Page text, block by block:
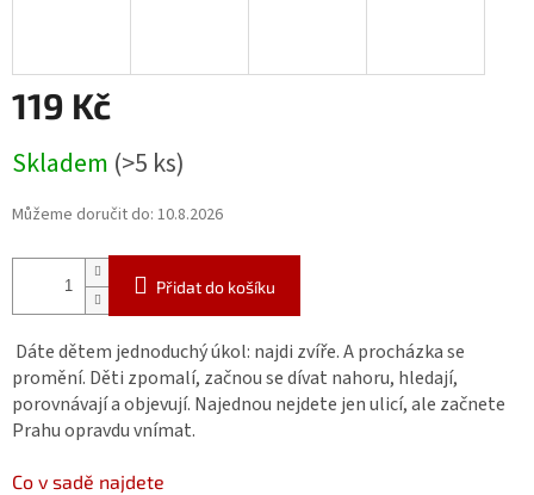
119 Kč
cena:
Skladem (>5 ks)
Můžeme doručit do: 10.8.2026
Přidat do košíku
Dáte dětem jednoduchý úkol: najdi zvíře. A procházka se
promění. Děti zpomalí, začnou se dívat nahoru, hledají,
porovnávají a objevují. Najednou nejdete jen ulicí, ale začnete
Prahu opravdu vnímat.
Co v sadě najdete